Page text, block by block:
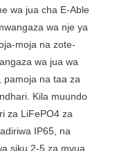
wa jua cha E-Able
wa nje ya
moja na zote-
wa jua wa
pamoja na taa za
Kila muundo
za LiFePO4 za
IP65, na
siku 2-5 za mvua